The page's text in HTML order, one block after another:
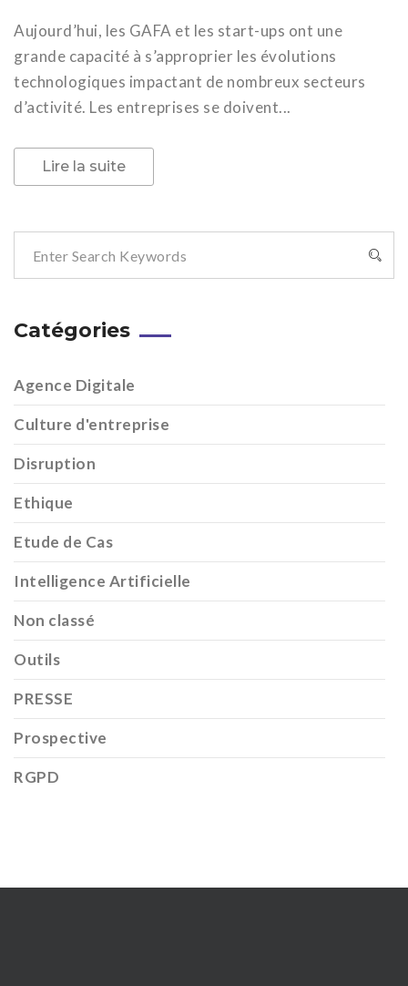
Aujourd’hui, les GAFA et les start-ups ont une
grande capacité à s’approprier les évolutions
technologiques impactant de nombreux secteurs
d’activité. Les entreprises se doivent...
Lire la suite
Catégories
Agence Digitale
Culture d'entreprise
Disruption
Ethique
Etude de Cas
Intelligence Artificielle
Non classé
Outils
PRESSE
Prospective
RGPD